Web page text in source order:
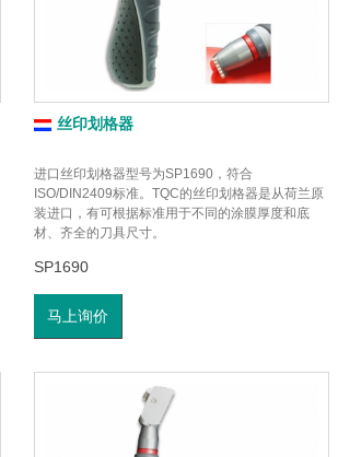
丝印划格器
进口丝印划格器型号为SP1690，符合
ISO/DIN2409标准。TQC的丝印划格器是从荷兰原
装进口，有可根据标准用于不同的涂膜厚度和底
材、齐全的刀具尺寸。
SP1690
马上询价